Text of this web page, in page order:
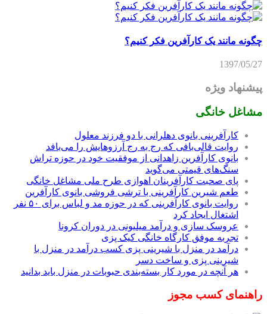
چگونه مانند یک کارآفرین فکر کنیم؟
1397/05/27
پیشنهاد ویژه
مشاغل خانگی
کارآفرینی بانوی دهلرانی با دو فرزند معلول
روایت قالی‌بافی که رج به رج آرزوهایش را می‌بافد
بانوی کارآفرین زاهدانی از موفقیت خود در حوزه تراش
سنگ‌های قیمتی می‌گوید
پای صحبت کارآفرینان اهوازی طرح ملی مشاغل خانگی
طعم شیرین کارآفرینی با ترشی فروشی بانوی کارآفرین
روایت بانوی کارآفرینی که در حوزه مد و لباس برای ۵۰ نفر
اشتغال ایجاد کرد
عروسک سازی و درآمد میلیونی در دوران کرونا
تجربه موفق کارگاه خانگی کیک پزی
درآمد در منزل با شیرینی پزی کسب درآمد در منزل با
شیرینی پزی و ساخت دسر
هر آنچه در مورد کار بسته‌بندی حبوبات در منزل باید بدانید
راهنمای کسب مجوز